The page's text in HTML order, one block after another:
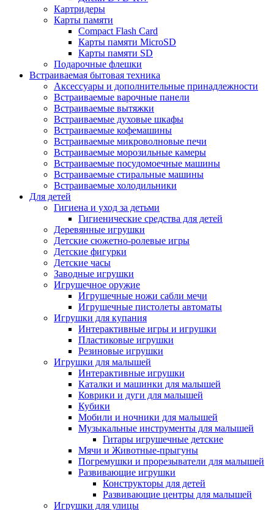
Картридеры
Карты памяти
Compact Flash Card
Карты памяти MicroSD
Карты памяти SD
Подарочные флешки
Встраиваемая бытовая техника
Аксессуары и дополнительные принадлежности
Встраиваемые варочные панели
Встраиваемые вытяжки
Встраиваемые духовые шкафы
Встраиваемые кофемашины
Встраиваемые микроволновые печи
Встраиваемые морозильные камеры
Встраиваемые посудомоечные машины
Встраиваемые стиральные машины
Встраиваемые холодильники
Для детей
Гигиена и уход за детьми
Гигиенические средства для детей
Деревянные игрушки
Детские сюжетно-ролевые игры
Детские фигурки
Детские часы
Заводные игрушки
Игрушечное оружие
Игрушечные ножи сабли мечи
Игрушечные пистолеты автоматы
Игрушки для купания
Интерактивные игры и игрушки
Пластиковые игрушки
Резиновые игрушки
Игрушки для малышей
Интерактивные игрушки
Каталки и машинки для малышей
Коврики и дуги для малышей
Кубики
Мобили и ночники для малышей
Музыкальные инструменты для малышей
Гитары игрушечные детские
Мячи и Животные-прыгуны
Погремушки и прорезыватели для малышей
Развивающие игрушки
Конструкторы для детей
Развивающие центры для малышей
Игрушки для улицы